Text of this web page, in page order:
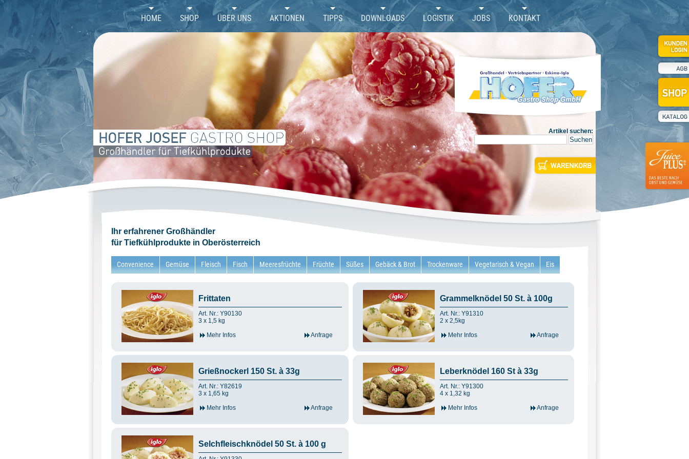
//
HOME SHOP ÜBER UNS AKTIONEN TIPPS DOWNLOADS LOGISTIK JOBS KONTAKT
Artikel suchen:
Ihr erfahrener Großhändler
für Tiefkühlprodukte in Oberösterreich
Convenience Gemüse Fleisch Fisch Meeresfrüchte Früchte Süßes Gebäck & Brot Trockenware Vegetarisch & Vegan Eis
Frittaten
Art. Nr.: Y90130
3 x 1,5 kg
Mehr Infos
Anfrage
Grammelknödel 50 St. à 100g
Art. Nr.: Y91310
2 x 2,5kg
Mehr Infos
Anfrage
Grießnockerl 150 St. à 33g
Art. Nr.: Y82619
3 x 1,65 kg
Mehr Infos
Anfrage
Leberknödel 160 St à 33g
Art. Nr.: Y91300
4 x 1,32 kg
Mehr Infos
Anfrage
Selchfleischknödel 50 St. à 100 g